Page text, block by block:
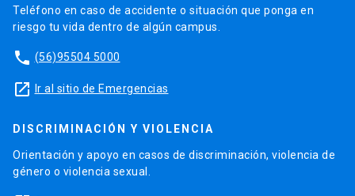
Teléfono en caso de accidente o situación que ponga en
riesgo tu vida dentro de algún campus.
phone (56)95504 5000
launch Ir al sitio de Emergencias
DISCRIMINACIÓN Y VIOLENCIA
Orientación y apoyo en casos de discriminación, violencia de
género o violencia sexual.